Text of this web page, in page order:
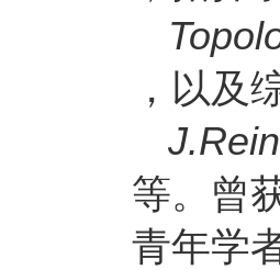
，以及
等。曾
青年学